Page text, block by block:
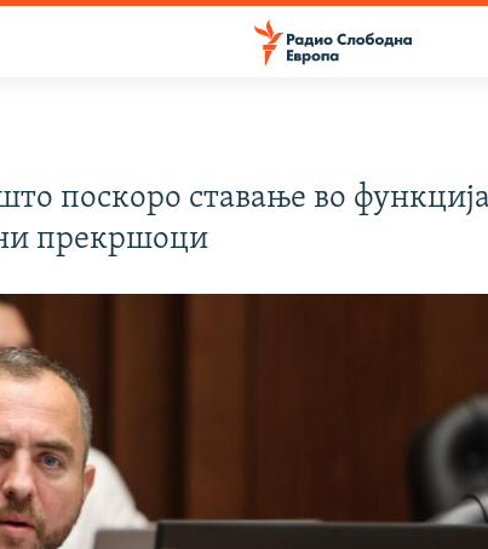
поскоро ставање во
прекршоци